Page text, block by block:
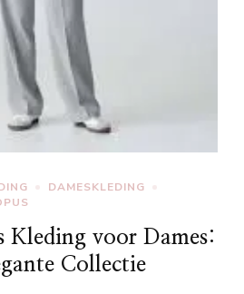
DAMESKLEDING
Kleding voor Dames:
Collectie